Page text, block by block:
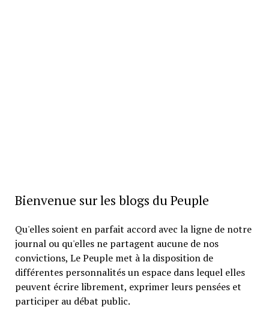
Bienvenue sur les blogs du Peuple
Qu'elles soient en parfait accord avec la ligne de notre
journal ou qu'elles ne partagent aucune de nos
convictions, Le Peuple met à la disposition de
différentes personnalités un espace dans lequel elles
peuvent écrire librement, exprimer leurs pensées et
participer au débat public.